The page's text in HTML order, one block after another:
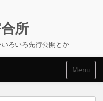
所
ろいろ先行公開とか
Menu